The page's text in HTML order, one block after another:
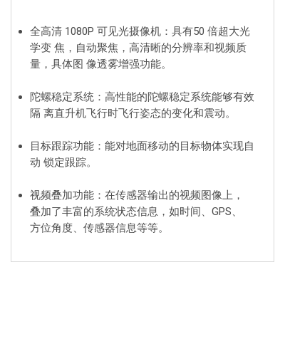
全高清 1080P 可见光摄像机：具有50 倍超大光
学变 焦，自动聚焦，高清晰的分辨率和视频质
量，具体图 像透雾增强功能。
陀螺稳定系统：高性能的陀螺稳定系统能够有效
隔 离直升机飞行时飞行姿态的变化和震动。
目标跟踪功能：能对地面移动的目标物体实现自
动 锁定跟踪。
视频叠加功能：在传感器输出的视频图像上，
叠加了丰富的系统状态信息，如时间、GPS、
方位角度、传感器信息等等。